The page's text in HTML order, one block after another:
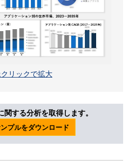
リックで拡大
する分析を取得します。
プルをダウンロード